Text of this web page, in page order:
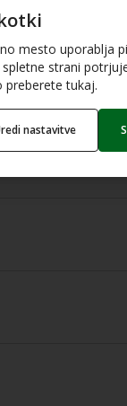
mesto uporablja
spletne strani
preberete tukaj.
Uredi nastavitve